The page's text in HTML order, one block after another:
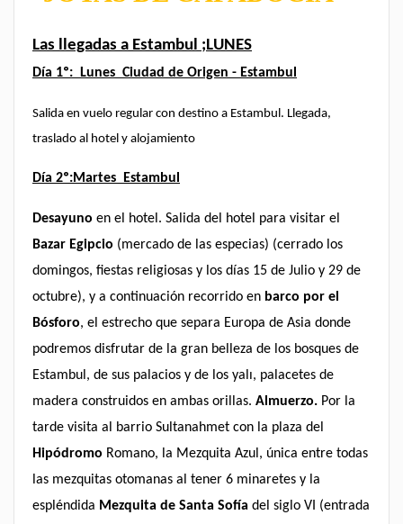
Las llegadas a Estambul ;LUNES
Día 1º: Lunes Ciudad de Origen - Estambul
Salida en vuelo regular con destino a Estambul. Llegada,
traslado al hotel y alojamiento
Día 2º:Martes Estambul
Desayuno en el hotel. Salida del hotel para visitar el
Bazar Egipcio (mercado de las especias) (cerrado los
domingos, fiestas religiosas y los días 15 de Julio y 29 de
octubre), y a continuación recorrido en barco por el
Bósforo, el estrecho que separa Europa de Asia donde
podremos disfrutar de la gran belleza de los bosques de
Estambul, de sus palacios y de los yalı, palacetes de
madera construidos en ambas orillas. Almuerzo. Por la
tarde visita al barrio Sultanahmet con la plaza del
Hipódromo Romano, la Mezquita Azul, única entre todas
las mezquitas otomanas al tener 6 minaretes y la
espléndida Mezquita de Santa Sofía del siglo VI (entrada